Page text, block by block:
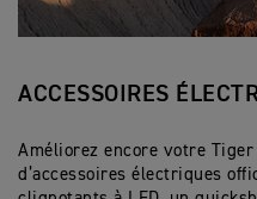
ACCESSOIRES
Améliorez encore votre
d’accessoires électriques